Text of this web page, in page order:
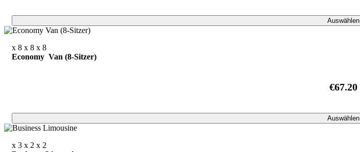
Auswählen
x 8 x 8 x 8
Economy Van (8-Sitzer)
€67.20
Auswählen
x 3 x 2 x 2